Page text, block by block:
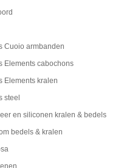
Cuoio armbanden
Elements cabochons
Elements kralen
steel
en siliconen kralen & bedels
bedels & kralen